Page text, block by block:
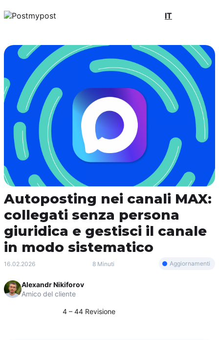
IT
Autoposting nei canali MAX:
collegati senza persona
giuridica e gestisci il canale
in modo sistematico
16.02.2026 8 Minuti Aggiornamenti
Alexandr Nikiforov
Amico del cliente
4 – 44 Revisione